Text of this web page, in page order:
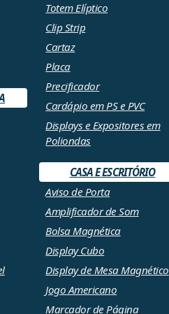
Totem Elíptico
Clip Strip
Cartaz
Placa
Precificador
Cardápio em PS e PVC
Displays e Expositores em
Poliondas
CASA E ESCRITÓRIO
Aviso de Porta
Amplificador de Som
Bolsa Magnética
Display Cubo
Display de Mesa Magnético
Jogo Americano
Marcador de Página